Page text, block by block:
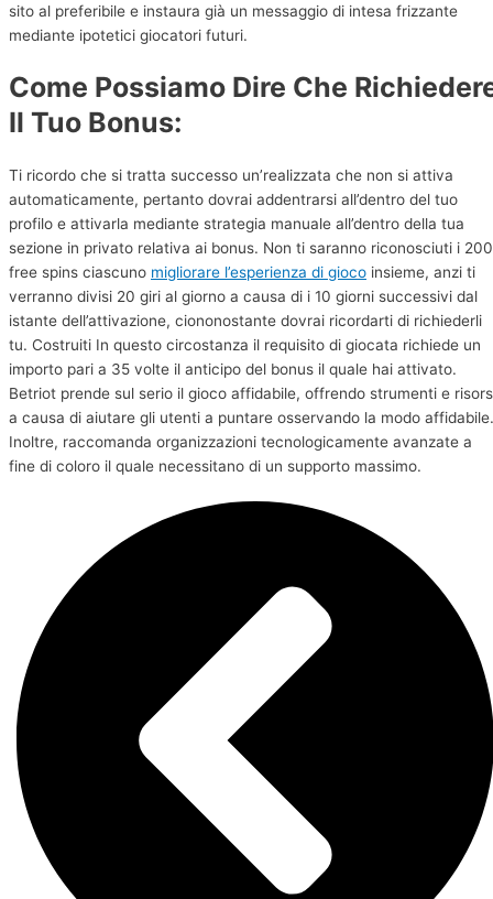
sito al preferibile e instaura già un messaggio di intesa frizzante
mediante ipotetici giocatori futuri.
Come Possiamo Dire Che
Il Tuo Bonus:
Ti ricordo che si tratta successo un’realizzata che non si attiva
automaticamente, pertanto dovrai addentrarsi all’dentro del tuo
profilo e attivarla mediante strategia manuale all’dentro della tua
sezione in privato relativa ai bonus. Non ti saranno riconosciuti i 200
free spins ciascuno migliorare l’esperienza di gioco insieme, anzi ti
verranno divisi 20 giri al giorno a causa di i 10 giorni successivi dal
istante dell’attivazione, ciononostante dovrai ricordarti di richiederli
tu. Costruiti In questo circostanza il requisito di giocata richiede un
importo pari a 35 volte il anticipo del bonus il quale hai attivato.
Betriot prende sul serio il gioco affidabile, offrendo strumenti e
a causa di aiutare gli utenti a puntare osservando la modo affidabile.
Inoltre, raccomanda organizzazioni tecnologicamente avanzate a
fine di coloro il quale necessitano di un supporto massimo.